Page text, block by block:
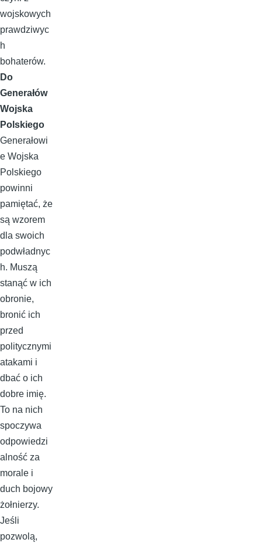
wojskowych
prawdziwyc
h
bohaterów.
Do
Generałów
Wojska
Polskiego
Generałowi
e Wojska
Polskiego
powinni
pamiętać, że
są wzorem
dla swoich
podwładnyc
h. Muszą
stanąć w ich
obronie,
bronić ich
przed
politycznymi
atakami i
dbać o ich
dobre imię.
To na nich
spoczywa
odpowiedzi
alność za
morale i
duch bojowy
żołnierzy.
Jeśli
pozwolą,